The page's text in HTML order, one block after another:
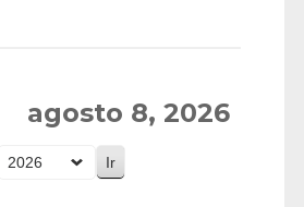
agosto 8, 2026